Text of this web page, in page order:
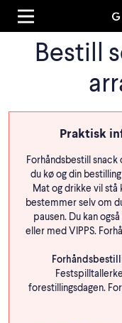
Bestill
Praktisk
Forhåndsbestill
du kø og din
Mat og drikke vil stå
bestemmer selv om
pausen. Du kan
eller med VIPPS.
forestillingsdagen.